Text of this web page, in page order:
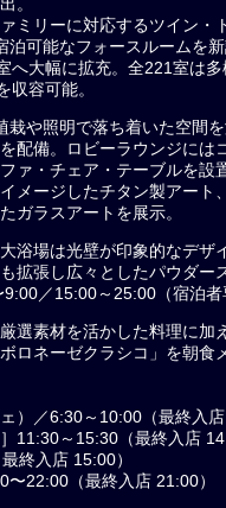
ミリーに対応するツイン・
泊可能なフォースルームを
へ大幅に拡充。全221室は
収容可能。
栽や照明で落ち着いた空間
配備。ロビーラウンジには
ァ・チェア・テーブルを設
メージしたチタン製アート
ガラスアートを展示。
浴場は光壁が印象的なデザ
拡張し広々としたパウダー
／15:00～25:00（宿泊者
厳選素材を活かした料理に加
ロネーゼクラシコ」を朝食
）／6:30～10:00（最終入店
11:30～15:30（最終入店
終入店 15:00）
〜22:00（最終入店 21:00）